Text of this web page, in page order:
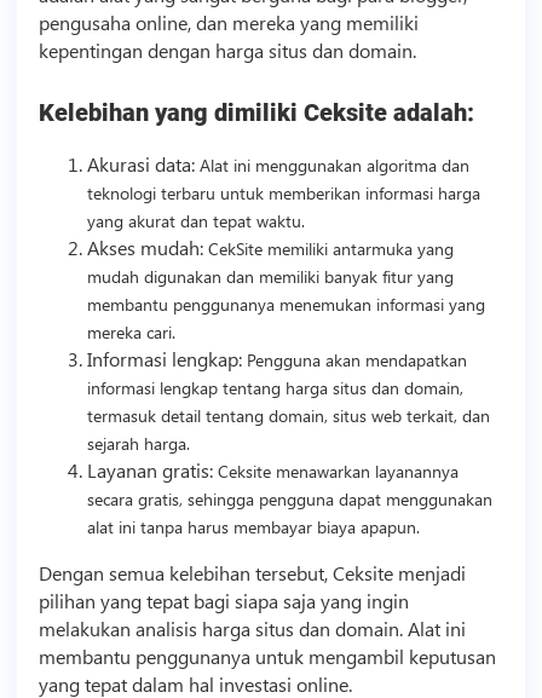
pengusaha online, dan mereka yang memiliki
kepentingan dengan harga situs dan domain.
Kelebihan yang dimiliki Ceksite adalah:
Akurasi data: Alat ini menggunakan algoritma dan
teknologiterbaru untuk memberikan informasi harga
yang akurat dan tepat waktu.
Akses mudah: CekSite memiliki antarmuka yang
mudah digunakan dan memiliki banyak fitur yang
membantu penggunanya menemukan informasi yang
mereka cari.
Informasi lengkap: Pengguna akan mendapatkan
informasi lengkap tentang harga situs dan domain,
termasuk detail tentang domain, situs web terkait, dan
sejarah harga.
Layanan gratis: Ceksite menawarkan layanannya
secara gratis, sehingga pengguna dapat menggunakan
alat ini tanpa harus membayar biaya apapun.
Dengan semua kelebihan tersebut, Ceksite menjadi
pilihan yang tepat bagi siapa saja yang ingin
melakukan analisis harga situs dan domain. Alat ini
membantu penggunanya untuk mengambil keputusan
yang tepat dalam hal investasi online.